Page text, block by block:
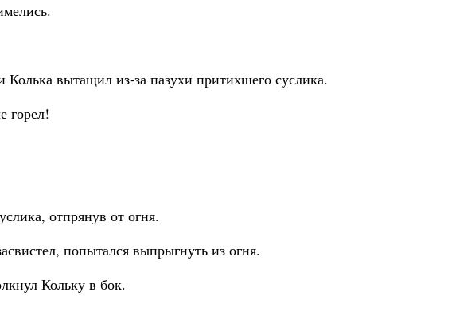
Колька вытащил из-за пазухи притихшего суслика.
горел!
отпрянув от огня.
попытался выпрыгнуть из огня.
Кольку в бок.